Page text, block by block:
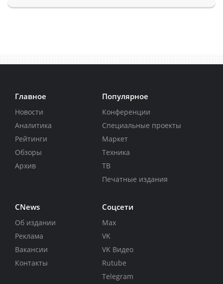
Главное
Новости
Аналитика
Рейтинги
Обзоры
Архив
Популярное
Конференции
Специальные проекты
Маркет
Техника
ТВ
Печатные издания
CNews
Об издании
Реклама
Вакансии
Контакты
Соцсети
Max
VK
VK Видео
Rutube
Telegram